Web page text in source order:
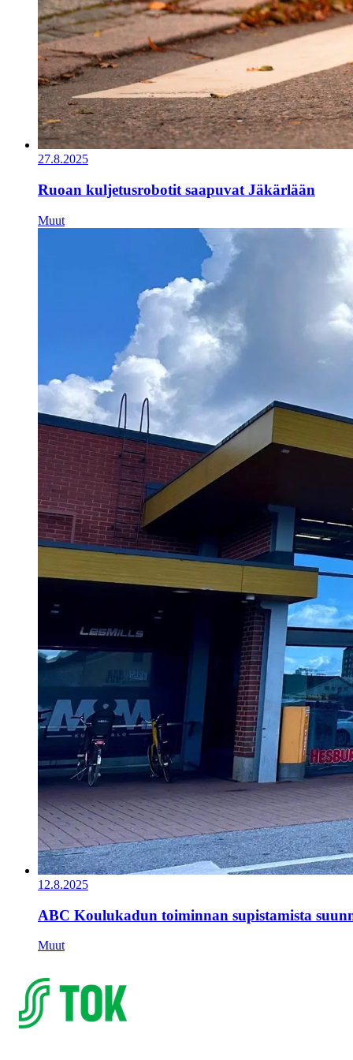
27.8.2025
Ruoan kuljetusrobotit saapuvat Jäkärlään
Muut
12.8.2025
ABC Koulukadun toiminnan supistamista
Muut